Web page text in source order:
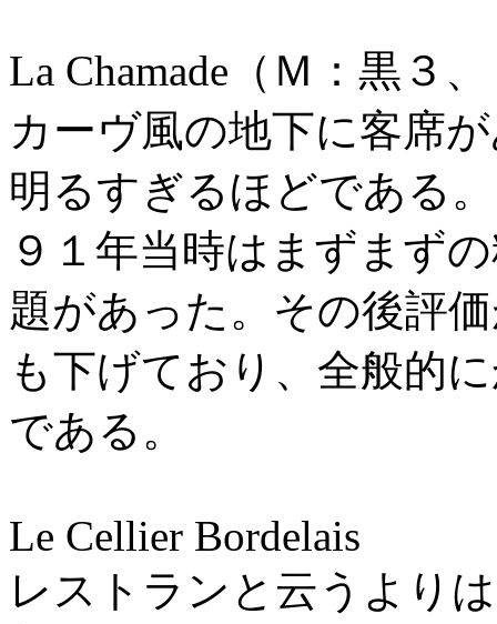
La Chamade（Ｍ：黒３
カーヴ風の地下に客席
明るすぎるほどである
９１年当時はまずまず
題があった。その後評
も下げており、全般的
である。
Le Cellier Bordelais
レストランと云うより